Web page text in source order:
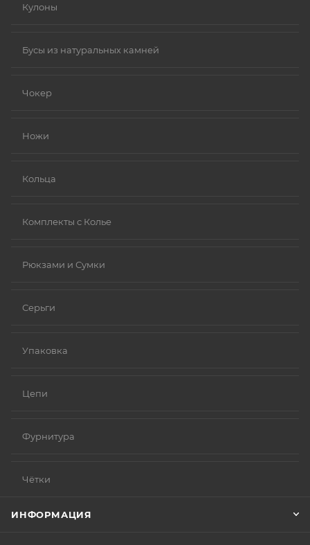
Кулоны
Бусы из натуральных камней
Чокер
Ножи
Кольца
Комплекты с Колье
Рюкзами и Сумки
Серьги
Упаковка
Цепи
Фурнитура
Чётки
ИНФОРМАЦИЯ